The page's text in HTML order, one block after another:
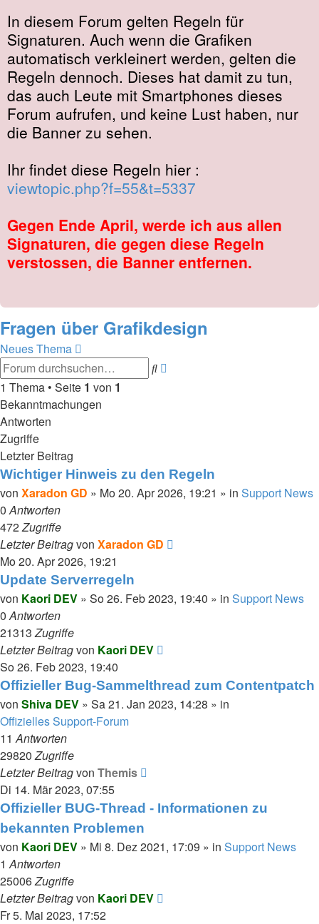
In diesem Forum gelten Regeln für
Signaturen. Auch wenn die Grafiken
automatisch verkleinert werden, gelten die
Regeln dennoch. Dieses hat damit zu tun,
das auch Leute mit Smartphones dieses
Forum aufrufen, und keine Lust haben, nur
die Banner zu sehen.
Ihr findet diese Regeln hier :
viewtopic.php?f=55&t=5337
Gegen Ende April, werde ich aus allen
Signaturen, die gegen diese Regeln
verstossen, die Banner entfernen.
Fragen über Grafikdesign
Neues Thema
Suche
1 Thema • Seite 1 von 1
Bekanntmachungen
Antworten
Zugriffe
Letzter Beitrag
Wichtiger Hinweis zu den Regeln
von Xaradon GD » Mo 20. Apr 2026, 19:21 » in Support News
0Antworten
472Zugriffe
Letzter Beitragvon Xaradon GD
Mo 20. Apr 2026, 19:21
Update Serverregeln
von Kaori DEV » So 26. Feb 2023, 19:40 » in Support News
0Antworten
21313Zugriffe
Letzter Beitragvon Kaori DEV
So 26. Feb 2023, 19:40
Offizieller Bug-Sammelthread zum Contentpatch
von Shiva DEV » Sa 21. Jan 2023, 14:28 » in
Offizielles Support-Forum
11Antworten
29820Zugriffe
Letzter Beitragvon Themis
Di 14. Mär 2023, 07:55
Offizieller BUG-Thread - Informationen zu
bekannten Problemen
von Kaori DEV » Mi 8. Dez 2021, 17:09 » in Support News
1Antworten
25006Zugriffe
Letzter Beitragvon Kaori DEV
Fr 5. Mai 2023, 17:52